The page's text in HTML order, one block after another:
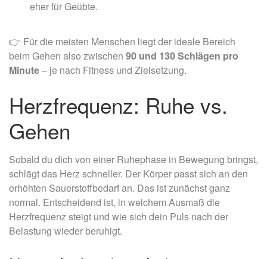
eher für Geübte.
👉 Für die meisten Menschen liegt der ideale Bereich
beim Gehen also zwischen 90 und 130 Schlägen pro
Minute– je nach Fitness und Zielsetzung.
Herzfrequenz: Ruhe vs.
Gehen
Sobald du dich von einer Ruhephase in Bewegung bringst,
schlägt das Herz schneller. Der Körper passt sich an den
erhöhten Sauerstoffbedarf an. Das ist zunächst ganz
normal. Entscheidend ist, in welchem Ausmaß die
Herzfrequenz steigt und wie sich dein Puls nach der
Belastung wieder beruhigt.